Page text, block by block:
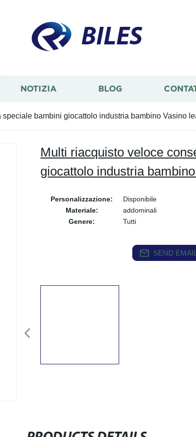
BILES
NOTIZIA BLOG
bambini giocattolo industria bambino Vasino
Multi riacquisto veloce
giocattolo industria
Personalizzazione:
Disponibile
Materiale:
addominali
Genere:
Tutti
SEND